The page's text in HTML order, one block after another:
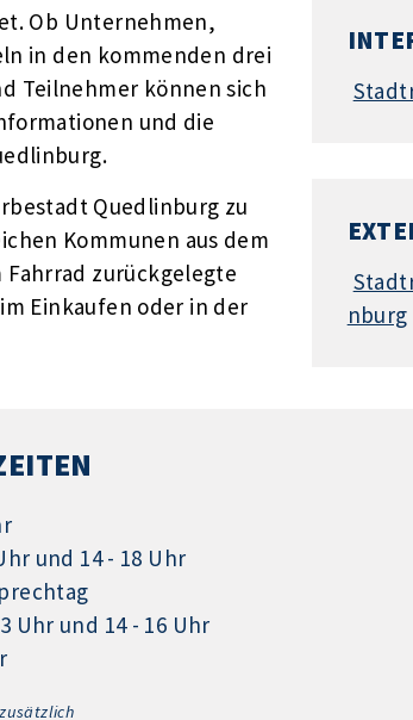
Ob Unternehmen,
in den kommenden drei
Teilnehmer können sich
und die
Quedlinburg zu
Kommunen aus dem
Fahrrad zurückgelegte
Einkaufen oder in der
nburg
und 14 - 18 Uhr
Uhr und 14 - 16 Uhr